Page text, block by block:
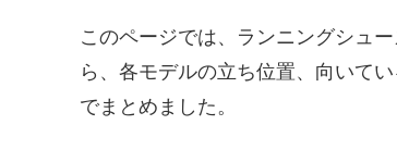
このページでは、ランニングシュ
ら、各モデルの立ち位置、向いて
でまとめました。